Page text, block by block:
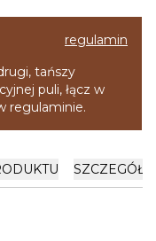
regulamin
tańszy
puli, łącz w
regulaminie.